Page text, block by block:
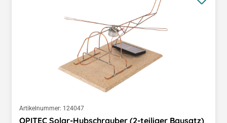
Artikelnummer: 124047
OPITEC Solar-Hubschrauber (2-teiliger Bausatz)